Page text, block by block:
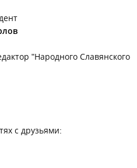
"Народного Славянского
с друзьями: